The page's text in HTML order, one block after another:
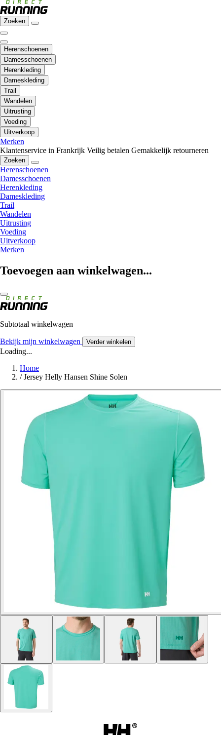
Zoeken
Herenschoenen
Damesschoenen
Herenkleding
Dameskleding
Trail
Wandelen
Uitrusting
Voeding
Uitverkoop
Merken
Klantenservice in Frankrijk Veilig betalen Gemakkelijk retourneren
Zoeken
Herenschoenen
Damesschoenen
Herenkleding
Dameskleding
Trail
Wandelen
Uitrusting
Voeding
Uitverkoop
Merken
Toevoegen aan winkelwagen...
Subtotaal winkelwagen
Bekijk mijn winkelwagen Verder winkelen
Loading...
Home
/ Jersey Helly Hansen Shine Solen